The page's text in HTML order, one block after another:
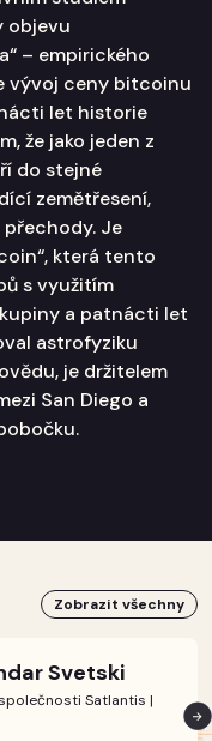
objevu
– empirického
vývoj ceny bitcoinu
let historie
že jako jeden z
do stejné
zemětřesení,
Je
která tento
s využitím
a patnácti let
astrofyziku
je držitelem
San Diego a
Zobrazit všechny
Svetski
Satlantis |